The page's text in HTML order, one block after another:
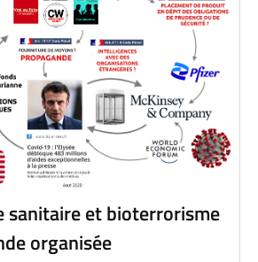
sanitaire et bioterrorisme
organisée